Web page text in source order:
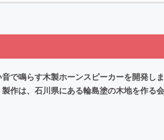
鳴らす木製ホーンスピーカーを開発しま
は、石川県にある輪島塗の木地を作る会